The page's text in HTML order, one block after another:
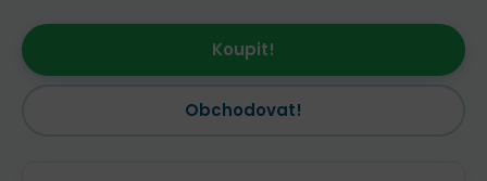
Obchodovat!
Koupit!